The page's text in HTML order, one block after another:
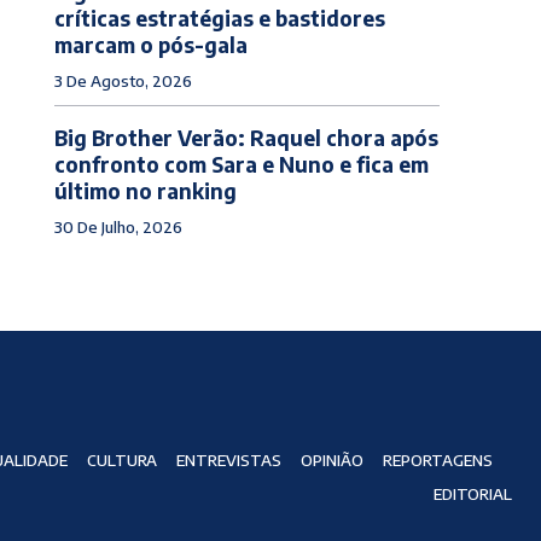
críticas estratégias e bastidores
marcam o pós-gala
3 De Agosto, 2026
Big Brother Verão: Raquel chora após
confronto com Sara e Nuno e fica em
último no ranking
30 De Julho, 2026
CULTURA ENTREVISTAS OPINIÃO
REPORTAGENS
EDITORIAL